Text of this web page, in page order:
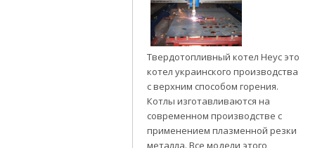
Твердотопливный котел Неус это
котел украинского производства
с верхним способом горения.
Котлы изготавливаются на
современном производстве с
применением плазменной резки
металла. Все модели этого